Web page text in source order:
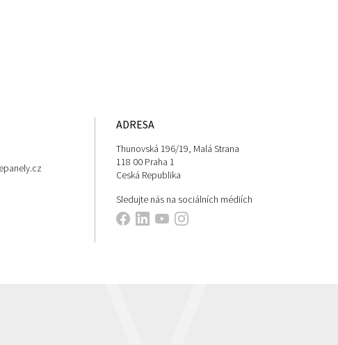
ADRESA
Thunovská 196/19, Malá Strana
118 00 Praha 1
Ceská Republika
Sledujte nás na sociálních médiích